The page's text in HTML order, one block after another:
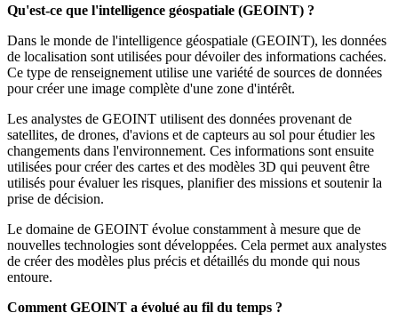
Qu'est-ce que l'intelligence géospatiale (GEOINT) ?
Dans le monde de l'intelligence géospatiale (GEOINT), les données
de localisation sont utilisées pour dévoiler des informations cachées.
Ce type de renseignement utilise une variété de sources de données
pour créer une image complète d'une zone d'intérêt.
Les analystes de GEOINT utilisent des données provenant de
satellites, de drones, d'avions et de capteurs au sol pour étudier les
changements dans l'environnement. Ces informations sont ensuite
utilisées pour créer des cartes et des modèles 3D qui peuvent être
utilisés pour évaluer les risques, planifier des missions et soutenir la
prise de décision.
Le domaine de GEOINT évolue constamment à mesure que de
nouvelles technologies sont développées. Cela permet aux analystes
de créer des modèles plus précis et détaillés du monde qui nous
entoure.
Comment GEOINT a évolué au fil du temps ?